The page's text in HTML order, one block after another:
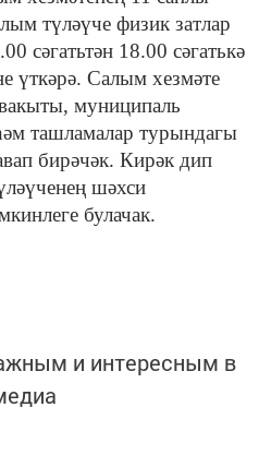
түләүче физик затлар
сәгатьтән 18.00 сәгатькә
үткәрә. Салым хезмәте
муниципаль
ташламалар турындагы
бирәчәк. Кирәк дип
шәхси
булачак.
и интересным в